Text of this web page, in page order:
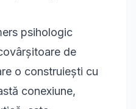
psihologic
de
o construiești cu
conexiune,